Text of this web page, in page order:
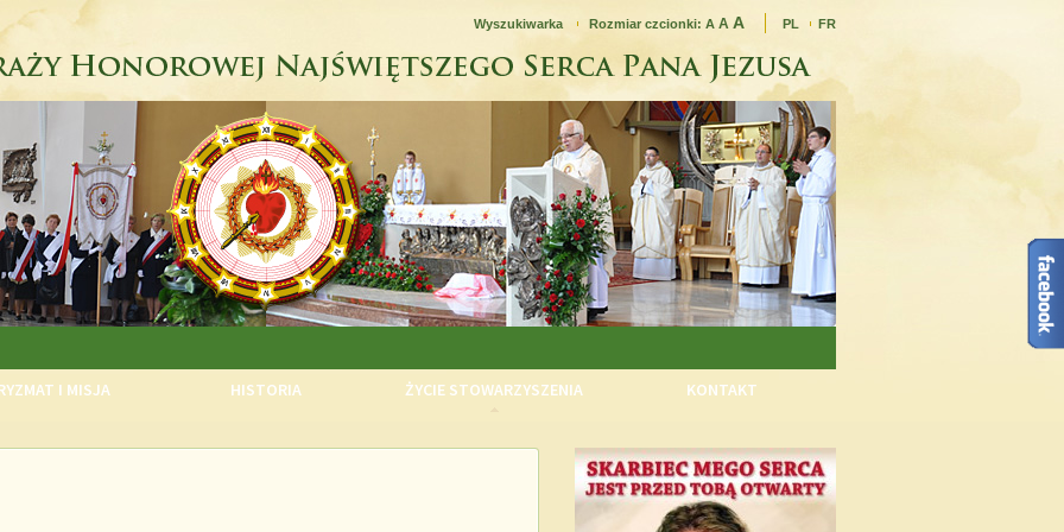
Wyszukiwarka Rozmiar czcionki: A A A PL FR
I MISJA HISTORIA ŻYCIE STOWARZYSZENIA KONTAKT